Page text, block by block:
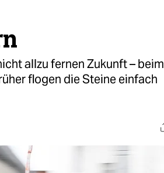
allzu fernen Zukunft – beim
flogen die Steine einfach